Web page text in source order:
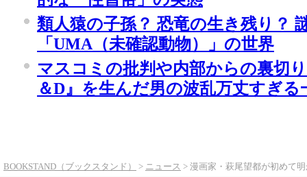
類人猿の子孫？ 恐竜の生き残り？
「UMA（未確認動物）」の世界
マスコミの批判や内部からの裏切
＆D』を生んだ男の波乱万丈すぎる
BOOKSTAND（ブックスタンド） > ニュース > 漫画家・萩尾望都が初めて